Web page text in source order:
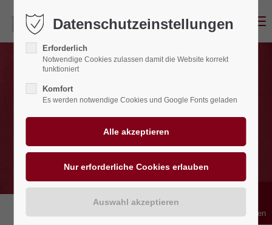
Menu
Datenschutzeinstellungen
Erforderlich
Notwendige Cookies zulassen damit die Website korrekt
funktioniert
Komfort
Es werden notwendige Cookies und Google Fonts geladen
Bedienhilfen